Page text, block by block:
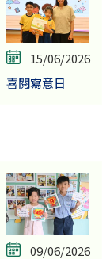
15/06/2026
喜閱寫意日
09/06/2026